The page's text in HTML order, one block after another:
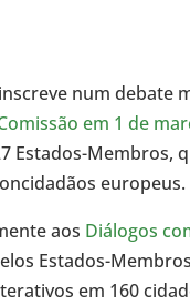
num debate
em 1 de
Estados-Membros,
europeus.
aos Diálogos
Estados-
em 160